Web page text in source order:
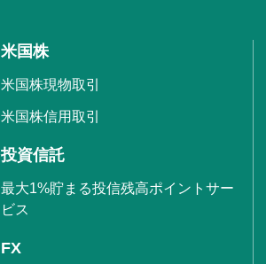
米国株
米国株現物取引
米国株信用取引
投資信託
最大1%貯まる投信残高ポイントサー
ビス
FX